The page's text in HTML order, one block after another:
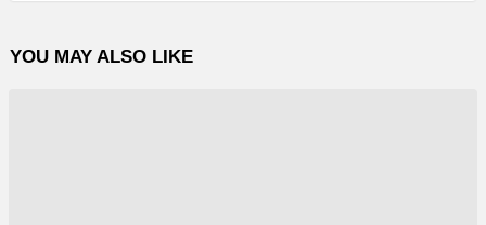
YOU MAY ALSO LIKE